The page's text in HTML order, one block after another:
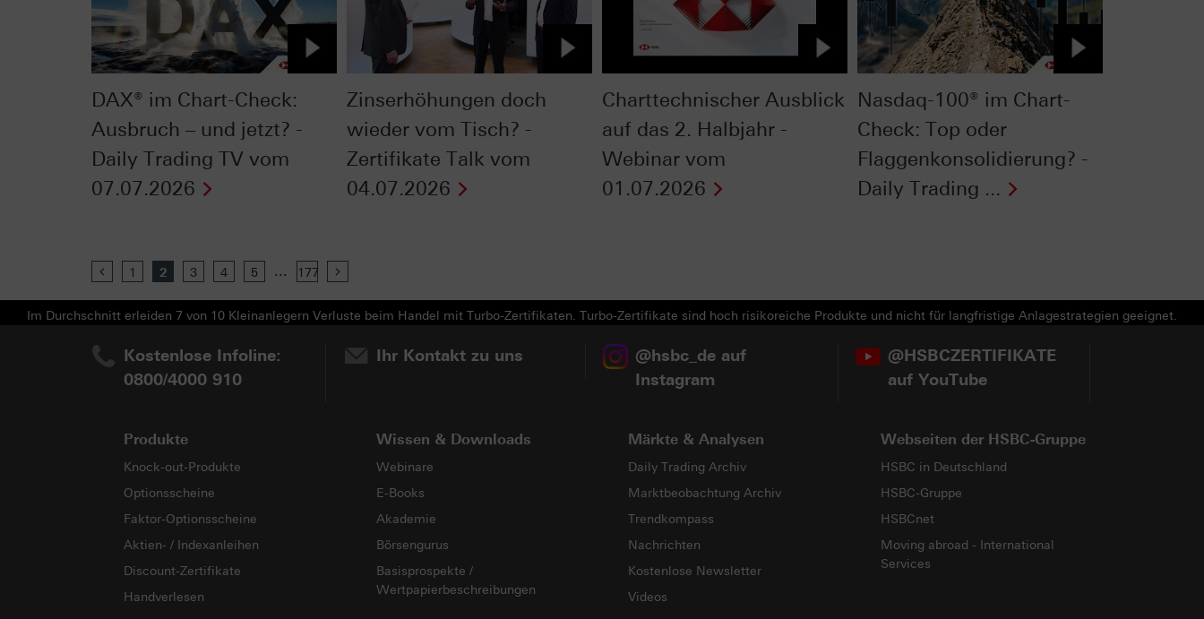
DAX® im Chart-Check:
Ausbruch – und jetzt? -
Daily Trading TV vom
07.07.2026
Zinserhöhungen doch
wieder vom Tisch? -
Zertifikate Talk vom
04.07.2026
Charttechnischer Ausblick
auf das 2. Halbjahr -
Webinar vom
01.07.2026
Nasdaq-100® im Chart-
Check: Top oder
Flaggenkonsolidierung? -
Daily Trading ...
Previous
1 2 3 4 5 ... 177
Im Durchschnitt erleiden 7 von 10 Kleinanlegern Verluste beim Handel mit Turbo-Zertifikaten. Turbo-Zertifikate sind hoch risikoreiche Produkte und nicht für langfristige Anlagestrategien geeignet.
Kostenlose Infoline:
0800/4000 910
Ihr Kontakt zu uns
@hsbc_de auf
Instagram
@HSBCZERTIFIKATE
auf YouTube
Produkte
Knock-out-Produkte
Optionsscheine
Faktor-Optionsscheine
Aktien- / Indexanleihen
Discount-Zertifikate
Handverlesen
Wissen & Downloads
Webinare
E-Books
Akademie
Börsengurus
Basisprospekte /
Wertpapierbeschreibungen
Märkte & Analysen
Daily Trading Archiv
Marktbeobachtung Archiv
Trendkompass
Nachrichten
Kostenlose Newsletter
Videos
Webseiten der HSBC-Gruppe
HSBC in Deutschland
HSBC-Gruppe
HSBCnet
Moving abroad - International
Services